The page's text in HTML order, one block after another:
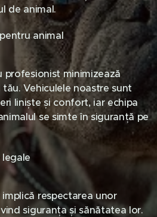
de animal.
animal
profesionist minimizează
Vehiculele noastre sunt
liniște și confort, iar echipa
se simte în siguranță pe
respectarea unor
siguranța și sănătatea lor.